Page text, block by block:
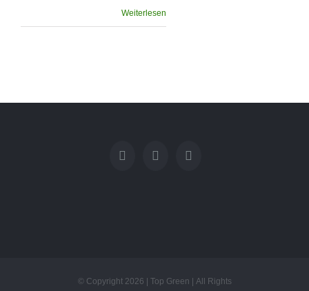
Weiterlesen
© Copyright 2026 | Top Green | All Rights